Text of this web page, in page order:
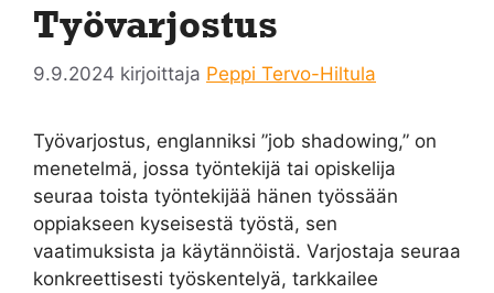
Työvarjostus
9.9.2024 kirjoittaja Peppi Tervo-Hiltula
Työvarjostus, englanniksi ”job shadowing,” on
menetelmä, jossa työntekijä tai opiskelija
seuraa toista työntekijää hänen työssään
oppiakseen kyseisestä työstä, sen
vaatimuksista ja käytännöistä. Varjostaja seuraa
konkreettisesti työskentelyä, tarkkailee